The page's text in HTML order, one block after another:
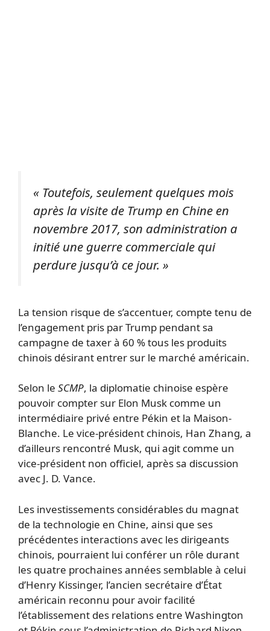
« Toutefois, seulement quelques mois
après la visite de Trump en Chine en
novembre 2017, son administration a
initié une guerre commerciale qui
perdure jusqu’à ce jour. »
La tension risque de s’accentuer, compte tenu de
l’engagement pris par Trump pendant sa
campagne de taxer à 60 % tous les produits
chinois désirant entrer sur le marché américain.
Selon le SCMP, la diplomatie chinoise espère
pouvoir compter sur Elon Musk comme un
intermédiaire privé entre Pékin et la Maison-
Blanche. Le vice-président chinois, Han Zhang, a
d’ailleurs rencontré Musk, qui agit comme un
vice-président non officiel, après sa discussion
avec J. D. Vance.
Les investissements considérables du magnat
de la technologie en Chine, ainsi que ses
précédentes interactions avec les dirigeants
chinois, pourraient lui conférer un rôle durant
les quatre prochaines années semblable à celui
d’Henry Kissinger, l’ancien secrétaire d’État
américain reconnu pour avoir facilité
l’établissement des relations entre Washington